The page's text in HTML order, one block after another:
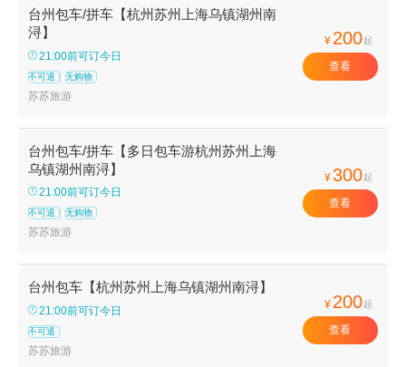
渚古城+三门+台州府城文化旅游区+天台山景区
+台州东方太阳城+牛头山湖+东湖+台州海洋世
界+济公故居+皤滩古镇+大陈岛+长屿硐天八仙
岩+石梁飞瀑+双门硐景区+琼台仙谷景区+华顶
归云+华顶国家森林公园+江南大峡谷景区+紫阳
潭+牛头山国家森林公园+长屿硐天熊猫馆+温岭
市锦屏公园+临海市桃渚龙湾海滨景区+桃江十三
渚+临海大火山+临海东湖+温岭石夫人+蛇蟠岛
海盗村+仙居外滩杨梅园+台州黄岩奥普乐水上乐
景区+双门石窟+台州仙居林氏杨梅采摘+仙居农
家杨梅+仙居杨梅+台州温岭魔幻冰雪世界+349
潜艇观光基地+黄岩梦幻部落游乐园+吉捕岙沙滩
+温岭洞下沙滩+仙居百花谷+天台龙穿峡漂流
台州包车/拼车【杭州苏州上海乌镇湖州南
浔】
21:00前可订今日
不可退 无购物
苏苏旅游
¥ 200起
查看
台州包车/拼车【多日包车游杭州苏州上海
乌镇湖州南浔】
21:00前可订今日
不可退 无购物
苏苏旅游
¥300起
查看
台州包车【杭州苏州上海乌镇湖州南浔】
21:00前可订今日
不可退
苏苏旅游
¥ 200起
查看